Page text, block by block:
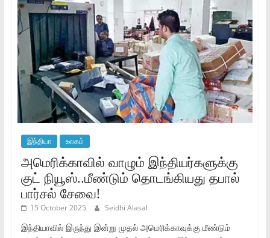
இந்தியா உலகம்
அமெரிக்காவில் வாழும் இந்தியர்களுக்கு
குட் நியூஸ்..மீண்டும் தொடங்கியது தபால்
பார்சல் சேவை!
15 October 2025 Seidhi Alasal
இந்தியாவில் இருந்து இன்று முதல் அமெரிக்காவுக்கு மீண்டும்